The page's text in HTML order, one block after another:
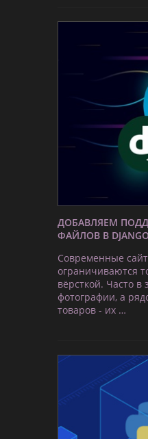
ДОБАВЛЯЕМ
ФАЙЛОВ В
Современные
ограничиваются
вёрсткой. Часто в
фотографии, а
товаров - их …